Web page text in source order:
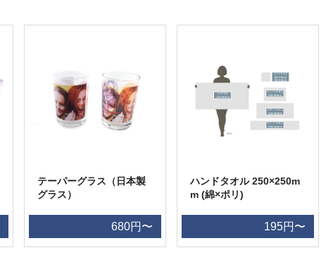
テーパーグラス（日本製
グラス）
680円〜
ハンドタオル 250×250m
m (綿×ポリ)
195円〜